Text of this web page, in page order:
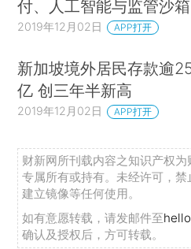
付、人工智能与监管沙箱
2019年12月02日 APP打开
新加坡境外居民存款逾
亿 创三年半新高
2019年12月02日 APP打开
财新网所刊载内容之知识产权
专属所有或持有。未经许可，
建立镜像等任何使用。
如有意愿转载，请发邮件至
确认及授权后，方可转载。